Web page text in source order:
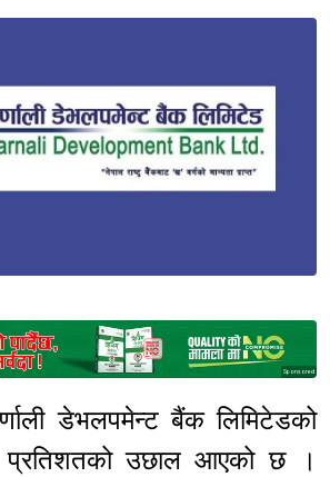
Sponsored
डेभलपमेन्ट बैंक लिमिटेडको
प्रतिशतको उछाल आएको छ ।